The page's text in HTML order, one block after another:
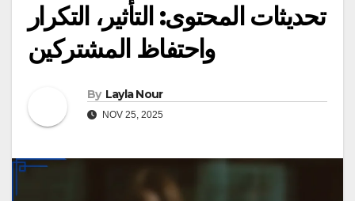
تحديثات المحتوى: التأثير، التكرار
واحتفاظ المشتركين
By Layla Nour
NOV 25, 2025